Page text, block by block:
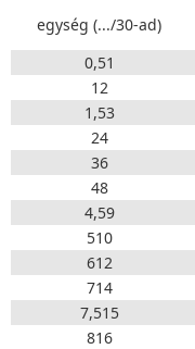
egység (.../30-ad)
0,51
12
1,53
24
36
48
4,59
510
612
714
7,515
816